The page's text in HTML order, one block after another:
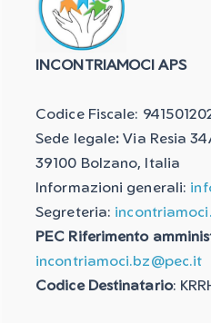
INCONTRIAMOCI APS
Codice Fiscale:
Sede legale: Via Resia
39100 Bolzano, Italia
Informazioni generali:
Segreteria:
PEC Riferimento
incontriamoci.bz@pec.it
Codice Destinatario: